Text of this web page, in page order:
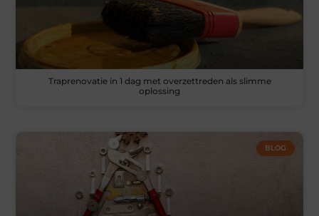
Traprenovatie in 1 dag met overzettreden als slimme
oplossing
BLOG